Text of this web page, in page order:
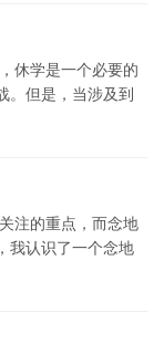
休学是一个必要的
。但是，当涉及到
注的重点，而念地
我认识了一个念地